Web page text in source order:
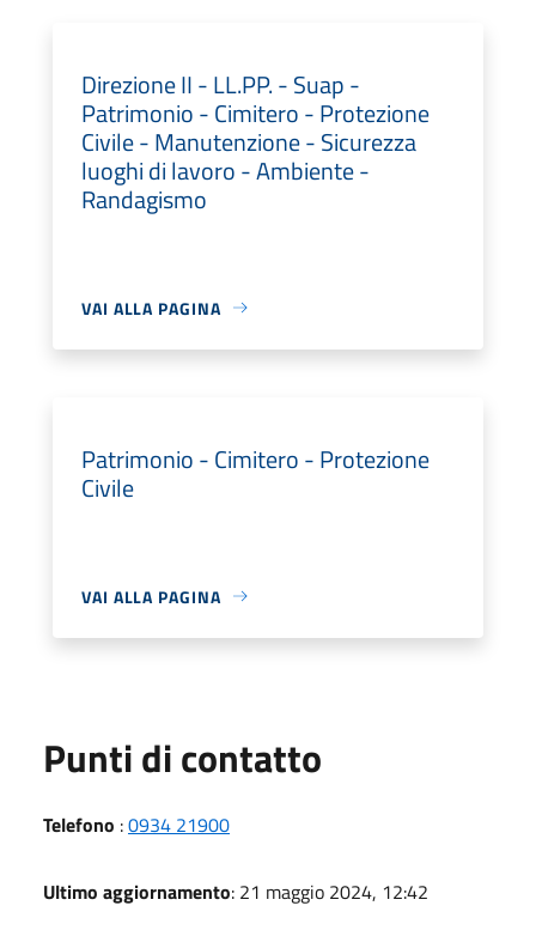
Direzione II - LL.PP. - Suap -
Patrimonio - Cimitero - Protezione
Civile - Manutenzione - Sicurezza
luoghi di lavoro - Ambiente -
Randagismo
VAI ALLA PAGINA
Patrimonio - Cimitero - Protezione
Civile
VAI ALLA PAGINA
Punti di contatto
Telefono :0934 21900
Ultimo aggiornamento: 21 maggio 2024, 12:42